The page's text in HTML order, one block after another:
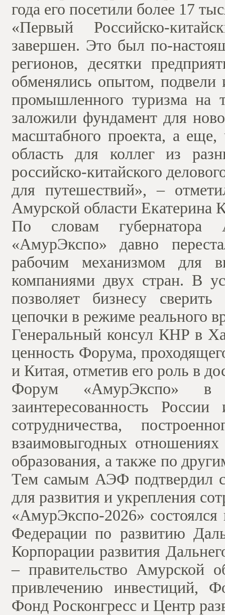
года его посетили более 17
«Первый Российско-
завершен. Это был по-
регионов, десятки
обменялись опытом,
промышленного туризма на
заложили фундамент для
масштабного проекта, а
область для коллег из
российско-китайского
для путешествий», –
Амурской области Екатерина
По словам губернатора
«АмурЭкспо» давно
рабочим механизмом для
компаниями двух стран. В
позволяет бизнесу
цепочки в режиме реального
Генеральный консул КНР в
ценность Форума,
и Китая, отметив его роль в
Форум «АмурЭкспо» в
заинтересованность
сотрудничества,
взаимовыгодных
образования, а также по
Тем самым АЭФ подтвердил
для развития и укрепления
«АмурЭкспо-2026»
Федерации по развитию
Корпорации развития
– правительство Амурской
привлечению инвестиций,
Фонд Росконгресс и Центр